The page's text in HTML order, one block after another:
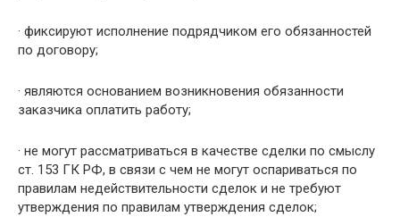
· фиксируют исполнение подрядчиком его обязанностей
по договору;
· являются основанием возникновения обязанности
заказчика оплатить работу;
· не могут рассматриваться в качестве сделки по смыслу
ст. 153 ГК РФ, в связи с чем не могут оспариваться по
правилам недействительности сделок и не требуют
утверждения по правилам утверждения сделок;